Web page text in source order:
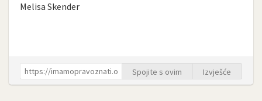
Melisa Skender
Spojite s ovim Izvješće